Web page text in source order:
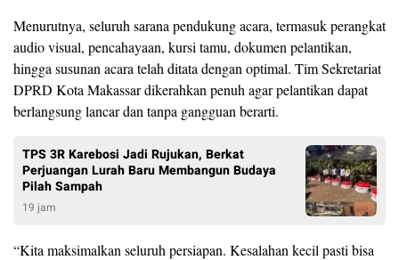
Menurutnya, seluruh sarana pendukung acara, termasuk perangkat
audio visual, pencahayaan, kursi tamu, dokumen pelantikan,
hingga susunan acara telah ditata dengan optimal. Tim Sekretariat
DPRD Kota Makassar dikerahkan penuh agar pelantikan dapat
berlangsung lancar dan tanpa gangguan berarti.
TPS 3R Karebosi Jadi Rujukan, Berkat
Perjuangan Lurah Baru Membangun Budaya
Pilah Sampah
19 jam
“Kita maksimalkan seluruh persiapan. Kesalahan kecil pasti bisa